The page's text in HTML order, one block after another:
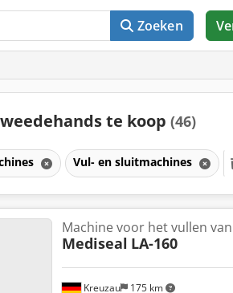
Zoeken
te koop (46)
Vul- en sluitmachines
Kreuzau 175 km
Machine voor het vullen
Mediseal LA-160